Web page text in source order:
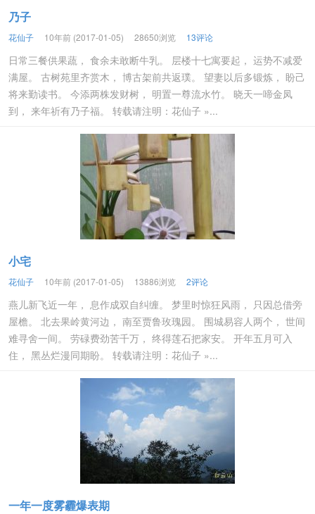
乃子
花仙子 10年前 (2017-01-05) 28650浏览 13评论
日常三餐供果蔬， 食余未敢断牛乳。 层楼十七寓要起， 运势不减爱
满屋。 古树苑里齐赏木， 博古架前共返璞。 望妻以后多锻炼， 盼己
将来勤读书。 今添两株发财树， 明置一尊流水竹。 晓天一啼金凤
到， 来年祈有乃子福。 转载请注明：花仙子 »...
小宅
花仙子 10年前 (2017-01-05) 13886浏览 2评论
燕儿新飞近一年， 息作成双自纠缠。 梦里时惊狂风雨， 只因总借旁
屋檐。 北去果岭黄河边， 南至贾鲁玫瑰园。 围城易容人两个， 世间
难寻舍一间。 劳碌费劲苦千万， 终得莲石把家安。 开年五月可入
住， 黑丛烂漫同期盼。 转载请注明：花仙子 »...
一年一度雾霾爆表期